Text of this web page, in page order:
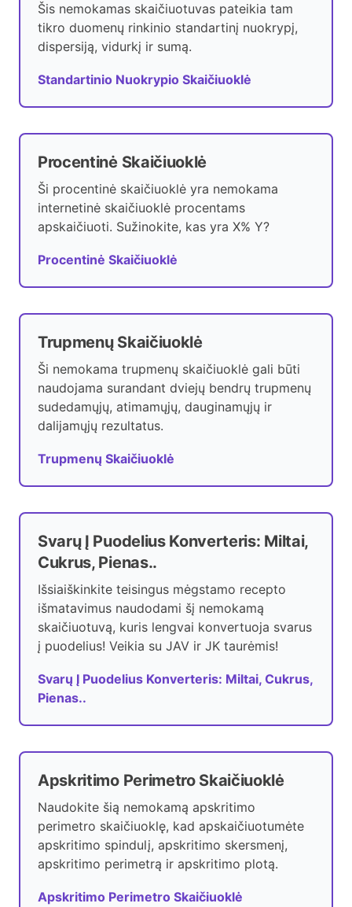
Šis nemokamas skaičiuotuvas pateikia tam
tikro duomenų rinkinio standartinį nuokrypį,
dispersiją, vidurkį ir sumą.
Standartinio Nuokrypio Skaičiuoklė
Procentinė Skaičiuoklė
Ši procentinė skaičiuoklė yra nemokama
internetinė skaičiuoklė procentams
apskaičiuoti. Sužinokite, kas yra X% Y?
Procentinė Skaičiuoklė
Trupmenų Skaičiuoklė
Ši nemokama trupmenų skaičiuoklė gali būti
naudojama surandant dviejų bendrų trupmenų
sudedamųjų, atimamųjų, dauginamųjų ir
dalijamųjų rezultatus.
Trupmenų Skaičiuoklė
Svarų Į Puodelius Konverteris: Miltai,
Cukrus, Pienas..
Išsiaiškinkite teisingus mėgstamo recepto
išmatavimus naudodami šį nemokamą
skaičiuotuvą, kuris lengvai konvertuoja svarus
į puodelius! Veikia su JAV ir JK taurėmis!
Svarų Į Puodelius Konverteris: Miltai, Cukrus,
Pienas..
Apskritimo Perimetro Skaičiuoklė
Naudokite šią nemokamą apskritimo
perimetro skaičiuoklę, kad apskaičiuotumėte
apskritimo spindulį, apskritimo skersmenį,
apskritimo perimetrą ir apskritimo plotą.
Apskritimo Perimetro Skaičiuoklė